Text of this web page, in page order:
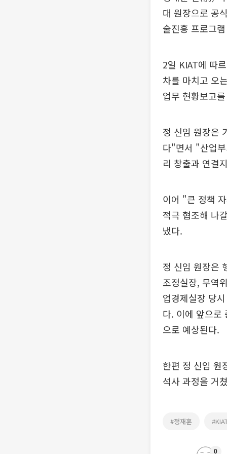
대 원장으로 공
술진흥 프로그
2일 KIAT에 따
차를 마치고 오
업무 현황보고
정 신임 원장은
다"면서 "산업
리 창출과 연결
이어 "큰 정책
적극 협조해 나
냈다.
정 신임 원장은
조정실장, 무역
업경제실장 당
다. 이에 앞으로
으로 예상된다.
한편 정 신임 원
석사 과정을 거
#정재훈
0